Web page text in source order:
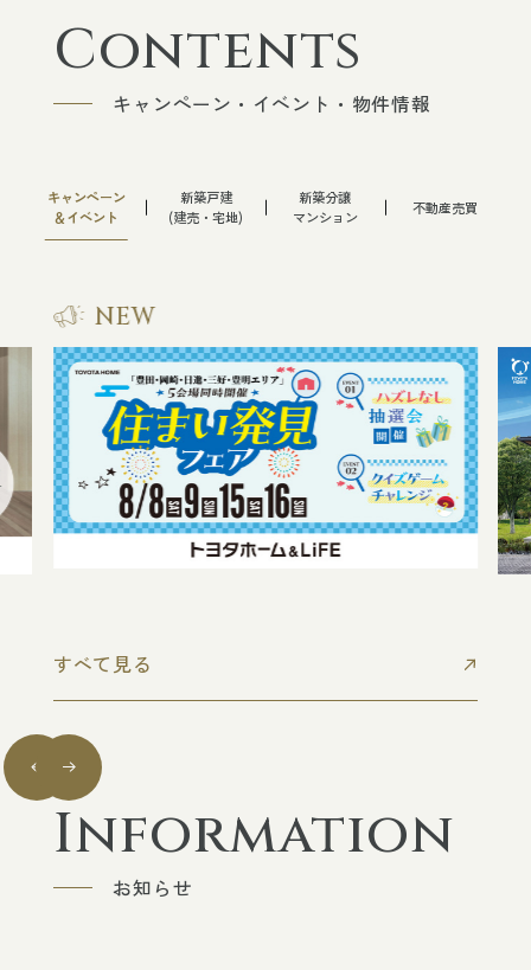
Contents
キャンペーン・イベント・物件情報
キャンペーン
＆イベント
新築戸建
(建売・宅地)
新築分譲
マンション
不動産売買
NEW
NEW
すべて見る
Information
お知らせ